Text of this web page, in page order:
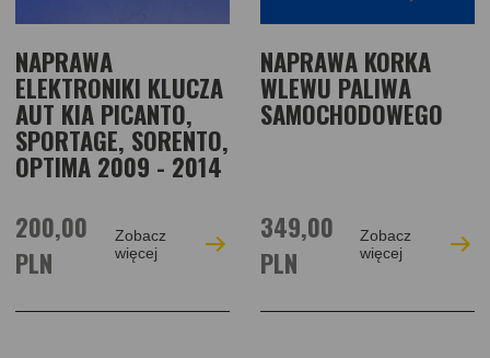
NAPRAWA
ELEKTRONIKI KLUCZA
AUT KIA PICANTO,
SPORTAGE, SORENTO,
OPTIMA 2009 - 2014
200,00
PLN
Zobacz
więcej
NAPRAWA KORKA
WLEWU PALIWA
SAMOCHODOWEGO
349,00
PLN
Zobacz
więcej